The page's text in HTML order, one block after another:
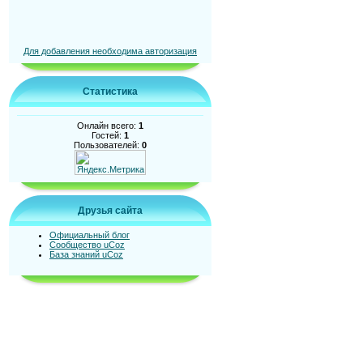
Для добавления необходима авторизация
Статистика
Онлайн всего: 1
Гостей: 1
Пользователей: 0
Друзья сайта
Официальный блог
Сообщество uCoz
База знаний uCoz